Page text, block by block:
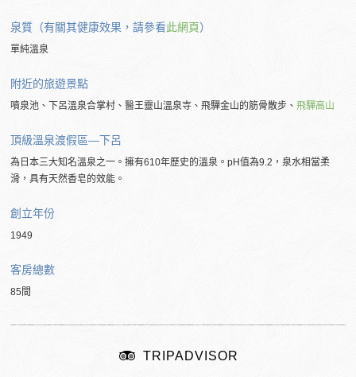
泉質（有關其健康效果，請參看此網頁）
單純溫泉
附近的旅遊景點
噴泉池、下呂溫泉合掌村、醫王靈山溫泉寺、飛驒金山的筋骨散步、飛驒高山
頂級溫泉渡假區―下呂
為日本三大知名溫泉之一。擁有610年歷史的溫泉。pH值為9.2，泉水相當柔
滑，具有天然香皂的效能。
創立年份
1949
客房總數
85間
TRIPADVISOR